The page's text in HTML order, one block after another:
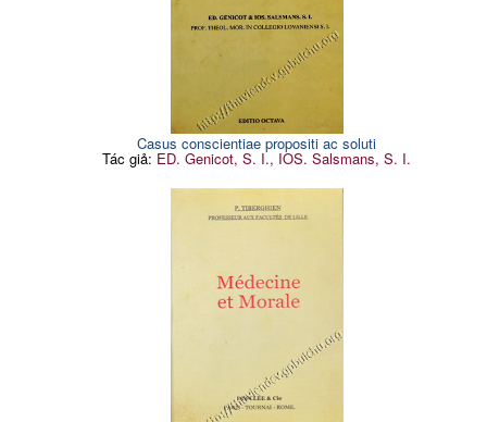
Casus conscientiae propositi ac soluti
Tác giả: ED. Genicot, S. I., IOS. Salsmans, S. I.